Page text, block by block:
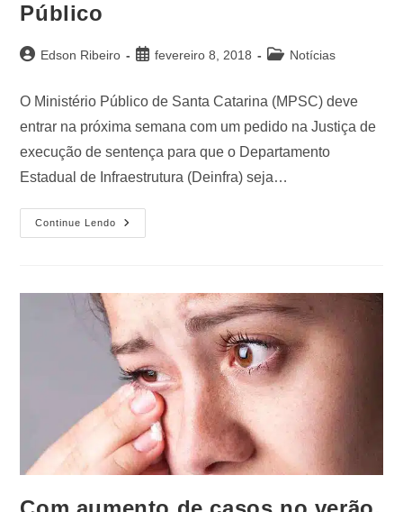
Público
Edson Ribeiro fevereiro 8, 2018 Notícias
O Ministério Público de Santa Catarina (MPSC) deve
entrar na próxima semana com um pedido na Justiça de
execução de sentença para que o Departamento
Estadual de Infraestrutura (Deinfra) seja…
Continue Lendo